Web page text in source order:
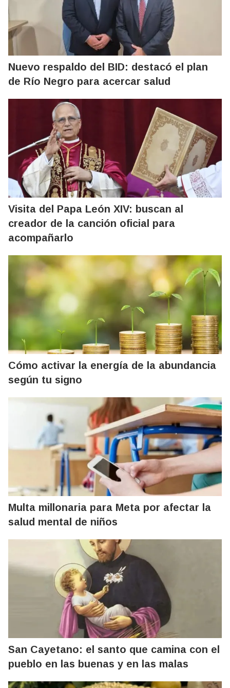
Nuevo respaldo del BID: destacó el plan
de Río Negro para acercar salud
Visita del Papa León XIV: buscan al
creador de la canción oficial para
acompañarlo
Cómo activar la energía de la abundancia
según tu signo
Multa millonaria para Meta por afectar la
salud mental de niños
San Cayetano: el santo que camina con el
pueblo en las buenas y en las malas